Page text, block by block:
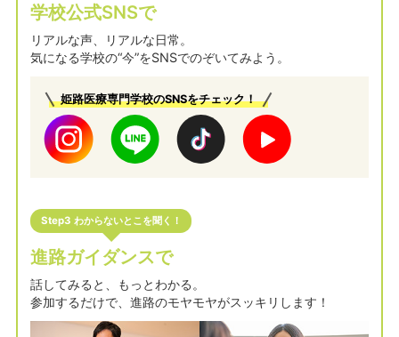
学校公式SNSで
リアルな声、リアルな日常。
気になる学校の“今”をSNSでのぞいてみよう。
姫路医療専門学校のSNSをチェック！
Step3 わからないとこを聞く！
進路ガイダンスで
話してみると、もっとわかる。
参加するだけで、進路のモヤモヤがスッキリします！